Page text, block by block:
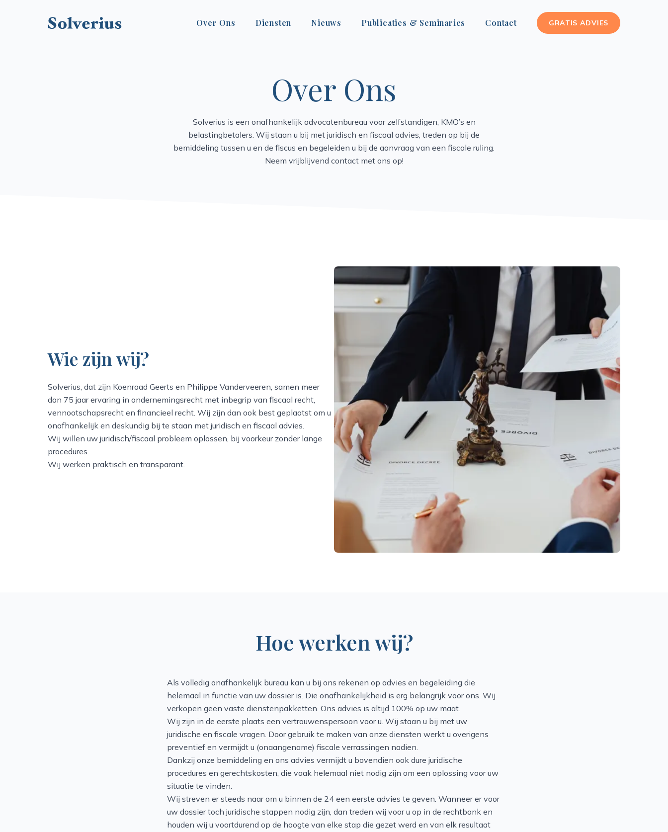
Over Ons Diensten Nieuws Publicaties & Seminaries Contact GRATIS ADVIES
Over Ons
Solverius is een onafhankelijk advocatenbureau voor zelfstandigen, KMO’s en
belastingbetalers. Wij staan u bij met juridisch en fiscaal advies, treden op bij de
bemiddeling tussen u en de fiscus en begeleiden u bij de aanvraag van een fiscale ruling.
Neem vrijblijvend contact met ons op!
Wie zijn wij?
Solverius, dat zijn Koenraad Geerts en Philippe Vanderveeren, samen meer
dan 75 jaar ervaring in ondernemingsrecht met inbegrip van fiscaal recht,
vennootschapsrecht en financieel recht. Wij zijn dan ook best geplaatst om u
onafhankelijk en deskundig bij te staan met juridisch en fiscaal advies.
Wij willen uw juridisch/fiscaal probleem oplossen, bij voorkeur zonder lange
procedures.
Wij werken praktisch en transparant.
Hoe werken wij?
Als volledig onafhankelijk bureau kan u bij ons rekenen op advies en begeleiding die
helemaal in functie van uw dossier is. Die onafhankelijkheid is erg belangrijk voor ons. Wij
verkopen geen vaste dienstenpakketten. Ons advies is altijd 100% op uw maat.
Wij zijn in de eerste plaats een vertrouwenspersoon voor u. Wij staan u bij met uw
juridische en fiscale vragen. Door gebruik te maken van onze diensten werkt u overigens
preventief en vermijdt u (onaangename) fiscale verrassingen nadien.
Dankzij onze bemiddeling en ons advies vermijdt u bovendien ook dure juridische
procedures en gerechtskosten, die vaak helemaal niet nodig zijn om een oplossing voor uw
situatie te vinden.
Wij streven er steeds naar om u binnen de 24 een eerste advies te geven. Wanneer er voor
uw dossier toch juridische stappen nodig zijn, dan treden wij voor u op in de rechtbank en
houden wij u voortdurend op de hoogte van elke stap die gezet werd en van elk resultaat